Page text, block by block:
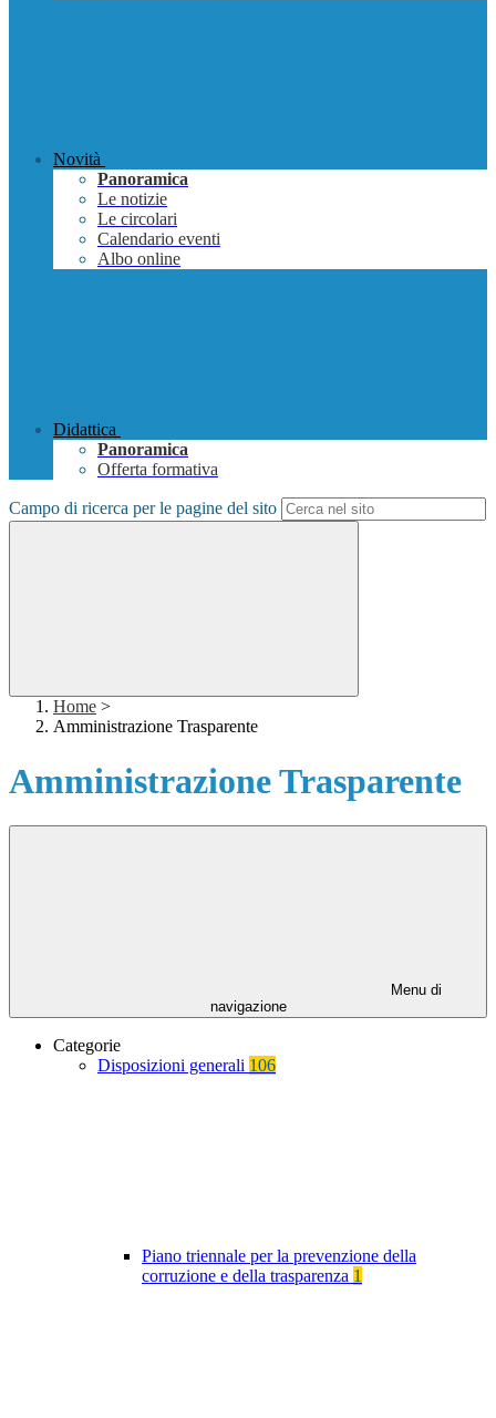
Novità
Panoramica
Le notizie
Le circolari
Calendario eventi
Albo online
Didattica
Panoramica
Offerta formativa
Campo di ricerca per le pagine del sito
Home >
Amministrazione Trasparente
Amministrazione Trasparente
Menu di
navigazione
Categorie
Disposizioni generali 106
Piano triennale per la prevenzione della
corruzione e della trasparenza 1